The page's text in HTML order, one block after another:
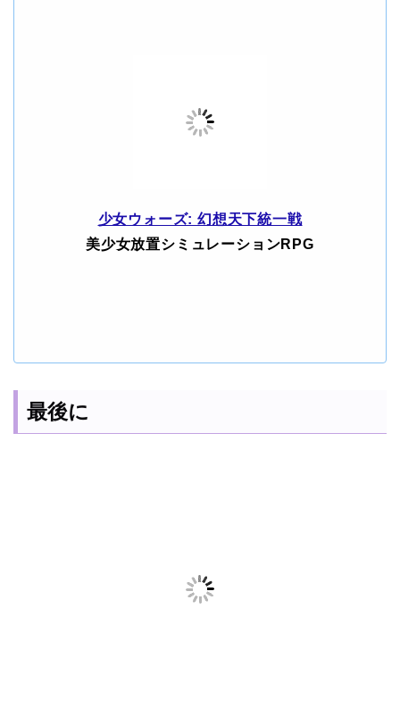
少女ウォーズ: 幻想天下統一戦
美少女放置シミュレーションRPG
最後に